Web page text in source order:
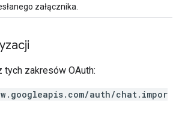
załącznika.
tych zakresów OAuth:
auth/chat.impor